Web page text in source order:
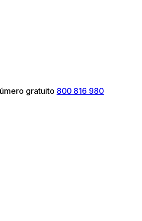
gratuito 800 816 980